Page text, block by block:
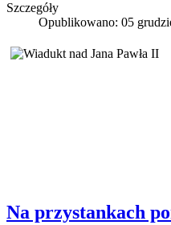
Szczegóły
Opublikowano: 05
Na przystankach